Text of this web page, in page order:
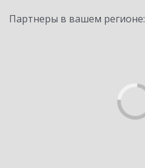
Партнеры в вашем регионе: